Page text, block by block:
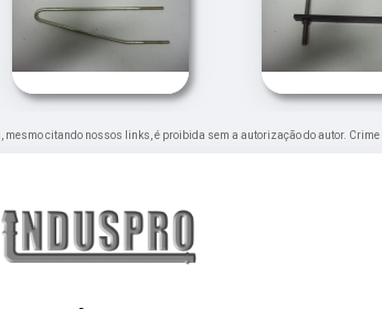
mesmo citando nossos links, é proibida sem a autorização do autor.